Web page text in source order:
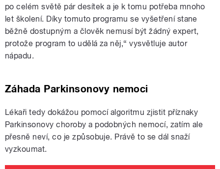
po celém světě pár desítek a je k tomu potřeba mnoho
let školení. Díky tomuto programu se vyšetření stane
běžně dostupným a člověk nemusí být žádný expert,
protože program to udělá za něj,“ vysvětluje autor
nápadu.
Záhada Parkinsonovy nemoci
Lékaři tedy dokážou pomocí algoritmu zjistit příznaky
Parkinsonovy choroby a podobných nemocí, zatím ale
přesně neví, co je způsobuje. Právě to se dál snaží
vyzkoumat.